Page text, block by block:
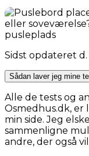
Sidst opdateret
Sådan laver jeg mine
Alle de tests og
Osmedhus.dk, er
min side. Jeg
sammenligne
andre, der også